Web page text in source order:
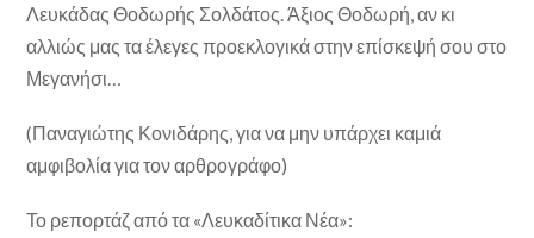
Λευκάδας Θοδωρής Σολδάτος. Άξιος Θοδωρή, αν κι
αλλιώς μας τα έλεγες προεκλογικά στην επίσκεψή σου στο
Μεγανήσι…
(Παναγιώτης Κονιδάρης, για να μην υπάρχει καμιά
αμφιβολία για τον αρθρογράφο)
Το ρεπορτάζ από τα «Λευκαδίτικα Νέα»: